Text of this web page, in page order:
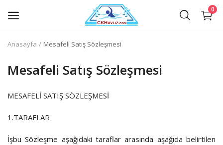
0
Anasayfa Mesafeli Satış Sözleşmesi
Mesafeli Satış Sözleşmesi
MESAFELİ SATIŞ SÖZLEŞMESİ
1.TARAFLAR
İşbu Sözleşme aşağıdaki taraflar arasında aşağıda belirtilen